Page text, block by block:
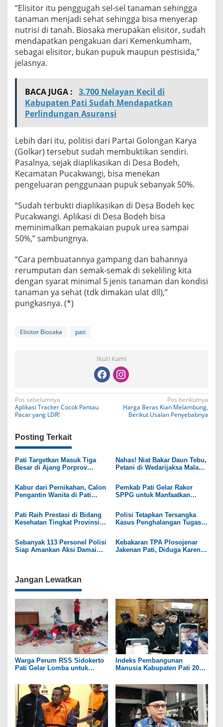
“Elisitor itu penggugah sel-sel tanaman sehingga
tanaman menjadi sehat sehingga bisa menyerap
nutrisi di tanah. Biosaka merupakan elisitor, sudah
mendapatkan pengakuan dari Kemenkumham,
sebagai elisitor, bukan pupuk maupun pestisida,”
jelasnya.
BACA JUGA : 3.700 Nelayan Kecil di
Kabupaten Pati Sudah Mendapatkan
Perlindungan Asuransi
Lebih dari itu, politisi dari Partai Golongan Karya
(Golkar) tersebut sudah membuktikan sendiri.
Pasalnya, sejak diaplikasikan di Desa Bodeh,
Kecamatan Pucakwangi, bisa menekan
pengeluaran penggunaan pupuk sebanyak 50%.
“Sudah terbukti diaplikasikan di Desa Bodeh kec
Pucakwangi. Aplikasi di Desa Bodeh bisa
meminimalkan pemakaian pupuk urea sampai
50%,” sambungnya.
“Cara pembuatannya gampang dan bahannya
rerumputan dan semak-semak di sekeliling kita
dengan syarat minimal 5 jenis tanaman dan kondisi
tanaman ya sehat (tdk dimakan ulat dll),”
pungkasnya. (*)
Elisitor Biosaka pati
Ikuti Kami
N
a
v
i
g
a
s
i
p
o
s
Pos sebelumnya
Aplikasi Tracker Cocok Pantau
Pacar yang LDR!
Pos berikutnya
Harga Beras Kian Melambung,
Berikut Usalan Penyebabnya
Posting Terkait
Pati Targetkan Masuk Tiga
Besar di Ajang Porprov
Nahas! Niat Bakar Daun Tebu,
Petani di Wedarijaksa Malah
Kabur dari Pernikahan, Calon
Pengantin Wanita di Pati
Pemkab Pati Gelar Rakor
SPPG untuk Manfaatkan
Pati Raih Prestasi di Bidang
Kesehatan Tingkat Provinsi
Polisi Tetapkan Tersangka
Kasus Penghalangan Tugas
Sebanyak 113 Personel Polisi
Siap Amankan Aksi Damai
Kebakaran TPA Plosojenar
Jakenan Pati, Diduga Karena
Jangan Lewatkan
Warga Perum RSS Sidokerto
Pati Gelar Lomba untuk
Indeks Pembangunan
Manusia Kabupaten Pati 2025